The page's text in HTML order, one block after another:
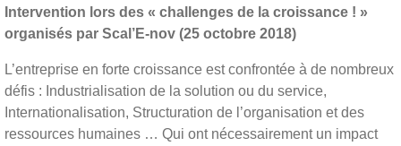
Intervention lors des « challenges de la croissance ! »
organisés par Scal’E-nov (25 octobre 2018)
L’entreprise en forte croissance est confrontée à de nombreux
défis : Industrialisation de la solution ou du service,
Internationalisation, Structuration de l’organisation et des
ressources humaines … Qui ont nécessairement un impact